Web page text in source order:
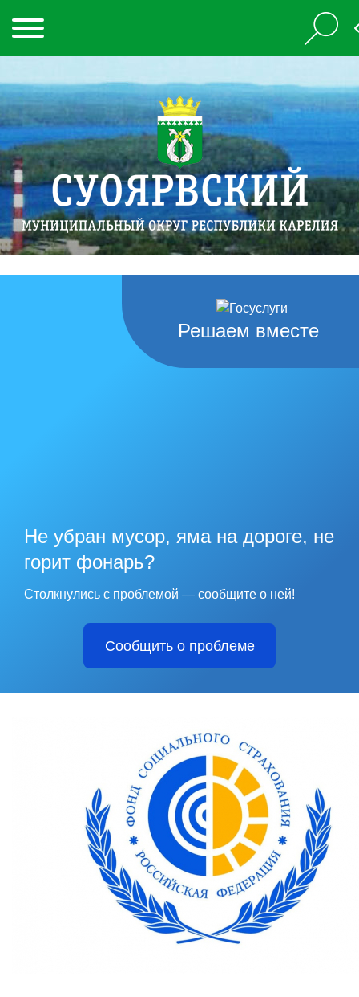
Решаем вместе
Не убран мусор, яма на дороге, не
горит фонарь?
Столкнулись с проблемой — сообщите о ней!
Сообщить о проблеме